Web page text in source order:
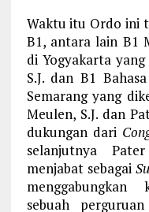
Waktu itu Ordo ini
B1, antara lain B1
di Yogyakarta
S.J. dan B1
Semarang yang
Meulen, S.J. dan
dukungan dari
selanjutnya
menjabat sebagai
sebuah